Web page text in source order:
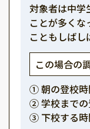
対象者は中学
ことが多くな
こともしばし
この場合の
① 朝の登校時
② 学校までの
③ 下校する時